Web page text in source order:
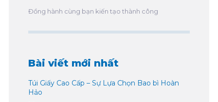
Đồng hành cùng bạn kiến tạo thành công
Bài viết mới nhất
Túi Giấy Cao Cấp – Sự Lựa Chọn Bao bì Hoàn
Hảo